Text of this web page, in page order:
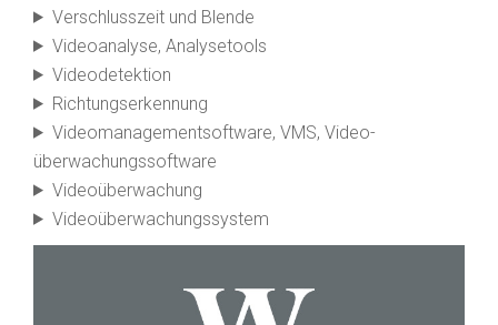
Verschlus­szeit und Blende
Video­analyse, Analyse­tools
Video­detektion
Richtungs­erkennung
Video­management­software, VMS, Video­
überwachungs­software
Video­überwachung
Video­überwachungs­system